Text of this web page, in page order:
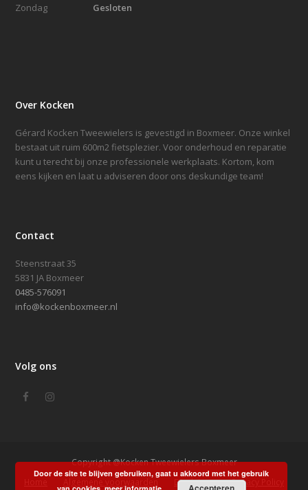
Zondag Gesloten
Over Kocken
Gérard Kocken Tweewielers is gevestigd in Boxmeer. Onze winkel
bestaat uit ruim 600m2 fietsplezier. Voor onderhoud en reparatie
kunt u terecht bij onze professionele werkplaats. Kortom, kom
eens kijken en laat u adviseren door ons deskundige team!
Contact
Steenstraat 35
5831 JA Boxmeer
0485-576091
info@kockenboxmeer.nl
Volg ons
FacebookInstagram
Copyright @Kocken Tweewielers Boxmeer
Algemene voorwaarden Disclaimer Privacy Policy
Door de site te blijven gebruiken, gaat u akkoord met het gebruik